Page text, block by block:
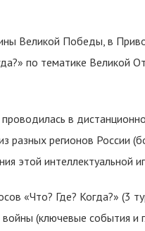
Великой Победы, в
по тематике
проводилась в
разных регионов России
этой интеллектуальной
«Что? Где? Когда?» (3
(ключевые события